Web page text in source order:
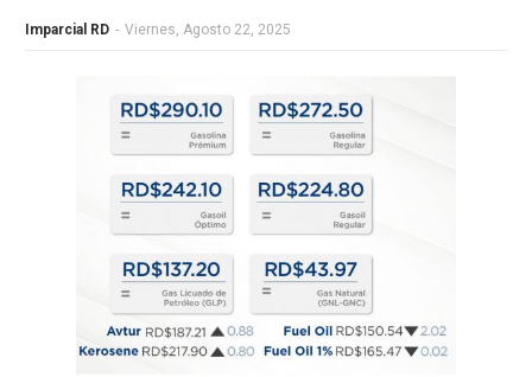
Imparcial RD - Viernes, Agosto 22, 2025